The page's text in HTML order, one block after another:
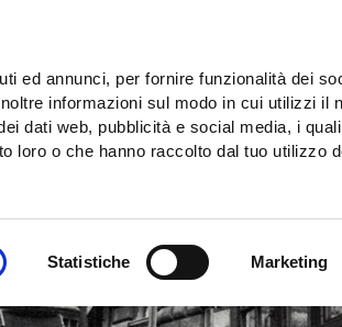
ed annunci, per fornire funzionalità dei
informazioni sul modo in cui utilizzi il
dati web, pubblicità e social media, i
loro o che hanno raccolto dal tuo utilizzo
Statistiche Marketing